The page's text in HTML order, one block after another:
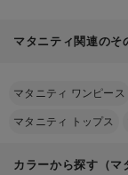
マタニティ関連のそ
マタニティ ワンピース
マタニティ トップス
カラーから探す（マ